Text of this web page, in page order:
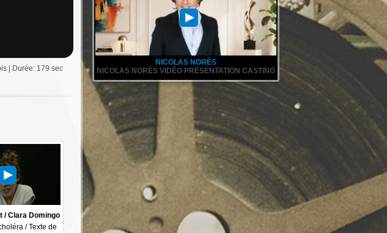
| Durée: 179 sec
/ Clara Domingo
/ Texte de
NICOLAS NORÈS
NICOLAS NORÈS VIDÉO PRÉSENTATION CASTING